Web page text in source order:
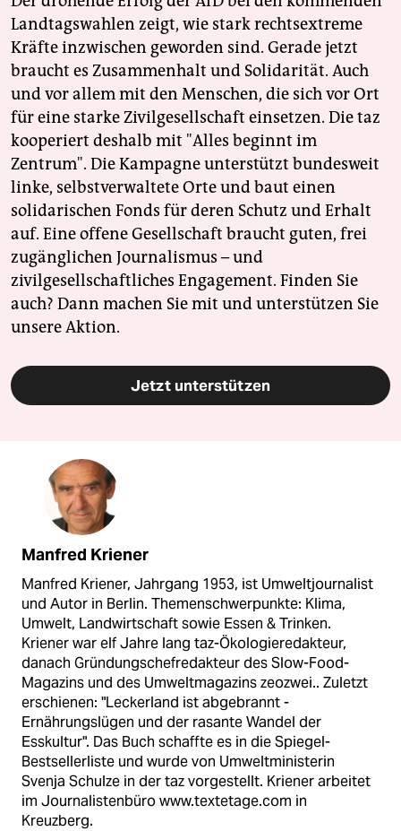
Landtagswahlen zeigt, wie stark rechtsextreme
Kräfte inzwischen geworden sind. Gerade jetzt
braucht es Zusammenhalt und Solidarität. Auch
und vor allem mit den Menschen, die sich vor Ort
für eine starke Zivilgesellschaft einsetzen. Die taz
kooperiert deshalb mit "Alles beginnt im
Zentrum". Die Kampagne unterstützt bundesweit
linke, selbstverwaltete Orte und baut einen
solidarischen Fonds für deren Schutz und Erhalt
auf. Eine offene Gesellschaft braucht guten, frei
zugänglichen Journalismus – und
zivilgesellschaftliches Engagement. Finden Sie
auch? Dann machen Sie mit und unterstützen Sie
unsere Aktion.
Jetzt unterstützen
Manfred Kriener
Manfred Kriener, Jahrgang 1953, ist Umweltjournalist
und Autor in Berlin. Themenschwerpunkte: Klima,
Umwelt, Landwirtschaft sowie Essen & Trinken.
Kriener war elf Jahre lang taz-Ökologieredakteur,
danach Gründungschefredakteur des Slow-Food-
Magazins und des Umweltmagazins zeozwei.. Zuletzt
erschienen: "Leckerland ist abgebrannt -
Ernährungslügen und der rasante Wandel der
Esskultur". Das Buch schaffte es in die Spiegel-
Bestsellerliste und wurde von Umweltministerin
Svenja Schulze in der taz vorgestellt. Kriener arbeitet
im Journalistenbüro www.textetage.com in
Kreuzberg.